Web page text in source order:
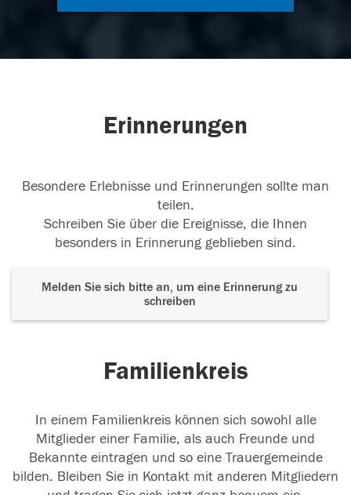
Erinnerungen
Besondere Erlebnisse und Erinnerungen sollte man
teilen.
Schreiben Sie über die Ereignisse, die Ihnen
besonders in Erinnerung geblieben sind.
Melden Sie sich bitte an, um eine Erinnerung zu
schreiben
Familienkreis
In einem Familienkreis können sich sowohl alle
Mitglieder einer Familie, als auch Freunde und
Bekannte eintragen und so eine Trauergemeinde
bilden. Bleiben Sie in Kontakt mit anderen Mitgliedern